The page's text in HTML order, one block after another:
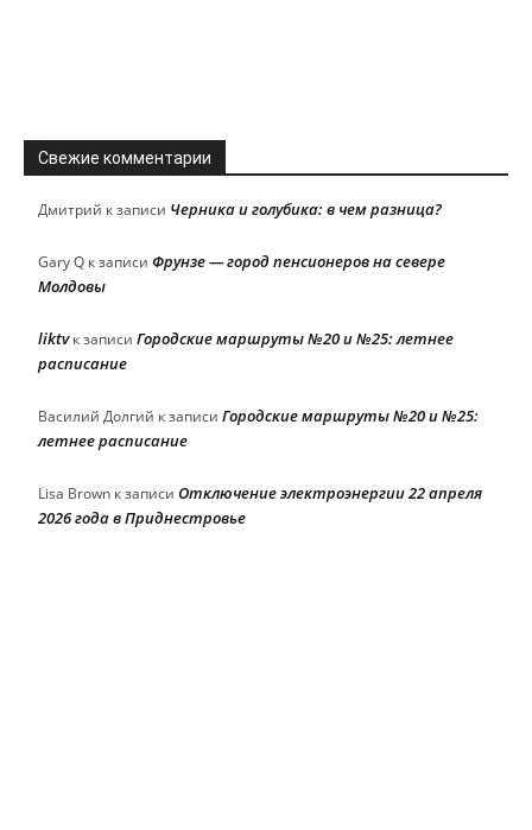
Свежие комментарии
Дмитрий к записи Черника и голубика: в чем разница?
Gary Q к записи Фрунзе — город пенсионеров на севере
Молдовы
liktvк записи Городские маршруты №20 и №25: летнее
расписание
Василий Долгий к записи Городские маршруты №20 и №25:
летнее расписание
Lisa Brown к записи Отключение электроэнергии 22 апреля
2026 года в Приднестровье